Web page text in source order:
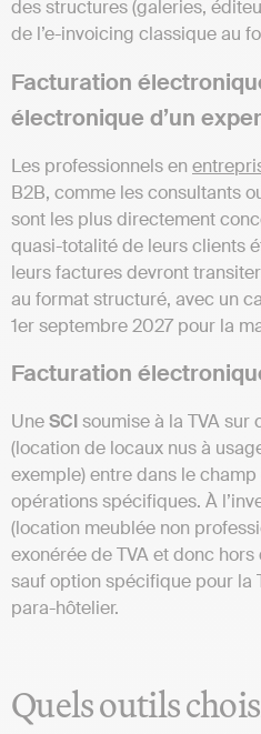
des structures (galeries,
de l’e-invoicing classique au
Facturation
électronique d’un
Les professionnels en
B2B, comme les consultants
sont les plus directement
quasi-totalité de leurs clients
leurs factures devront
au format structuré, avec un
1er septembre 2027 pour la
Facturation
UneSCIsoumise à la TVA
(location de locaux nus à
exemple) entre dans le
opérations spécifiques. À
(location meublée non
exonérée de TVA et donc
sauf option spécifique pour la
para-hôtelier.
Quels outils